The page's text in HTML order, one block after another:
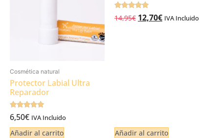
Cosmética natural
Protector Labial Ultra
Reparador
Valorado
5.00
de 5
6,50€ IVA Incluido
Añadir al carrito
Valorado
5.00
14,95€ 12,70€ IVA Incluido
Añadir al carrito